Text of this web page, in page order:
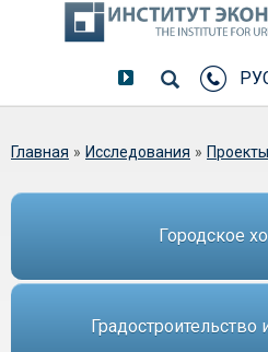
Вы здесь
Главная » Исследования »
Городское